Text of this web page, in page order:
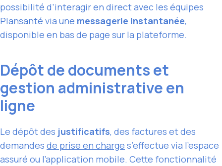
possibilité d’interagir en direct avec les équipes
Plansanté via une messagerie instantanée,
disponible en bas de page sur la plateforme.
Dépôt de documents et
gestion administrative en
ligne
Le dépôt des justificatifs, des factures et des
demandes de prise en charge s’effectue via l’espace
assuré ou l’application mobile. Cette fonctionnalité